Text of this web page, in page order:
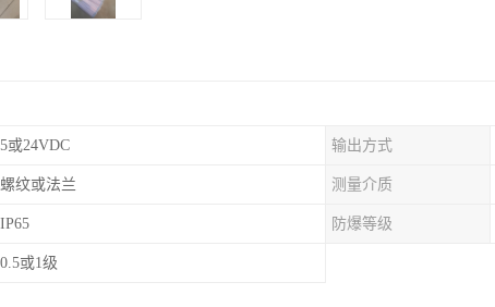
5或24VDC 输出方式
螺纹或法兰 测量介质
IP65 防爆等级
0.5或1级